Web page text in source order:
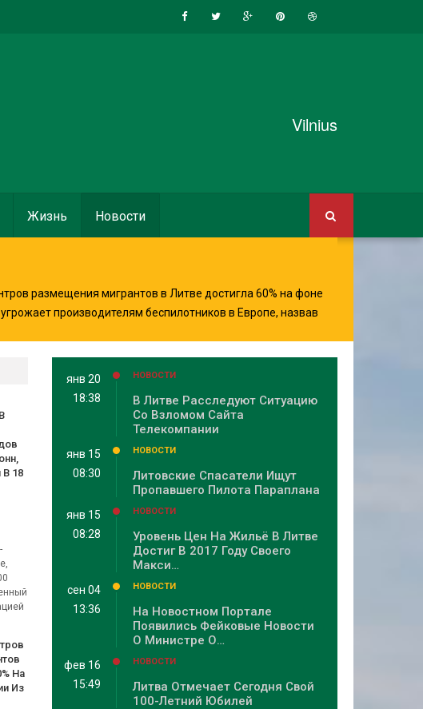
Vilnius
Жизнь Новости
размещения мигрантов в Литве достигла 60% на фоне
производителям беспилотников в Европе, назвав
18
На
Из
янв 20
18:38
НОВОСТИ
В Литве Расследуют Ситуацию
Со Взломом Сайта
Телекомпании
янв 15
08:30
НОВОСТИ
Литовские Спасатели Ищут
Пропавшего Пилота Параплана
янв 15
08:28
НОВОСТИ
Уровень Цен На Жильё В Литве
Достиг В 2017 Году Своего
Макси…
сен 04
13:36
НОВОСТИ
На Новостном Портале
Появились Фейковые Новости
О Министре О…
фев 16
15:49
НОВОСТИ
Литва Отмечает Сегодня Свой
100-Летний Юбилей